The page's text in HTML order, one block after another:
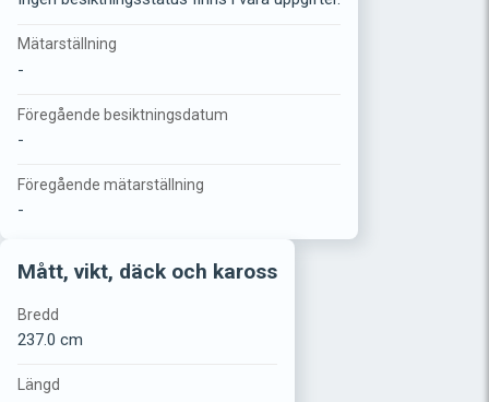
Mätarställning
-
Föregående besiktningsdatum
-
Föregående mätarställning
-
Mått, vikt, däck och kaross
Bredd
237.0 cm
Längd